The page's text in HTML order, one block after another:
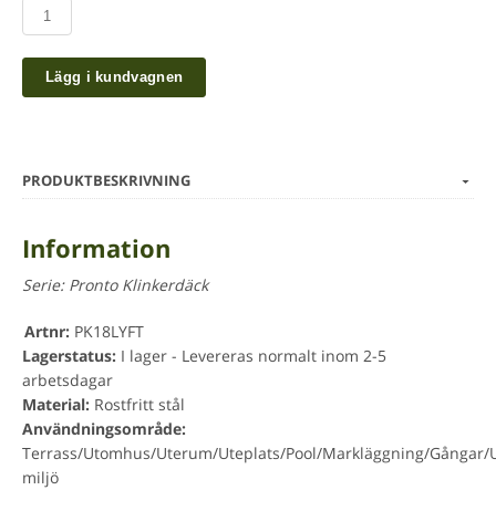
Lägg i kundvagnen
PRODUKTBESKRIVNING
Information
Serie: Pronto Klinkerdäck
Artnr: PK18LYFT
Lagerstatus: I lager - Levereras normalt inom 2-5
arbetsdagar
Material: Rostfritt stål
Användningsområde:
Terrass/Utomhus/Uterum/Uteplats/Pool/Markläggning/
miljö